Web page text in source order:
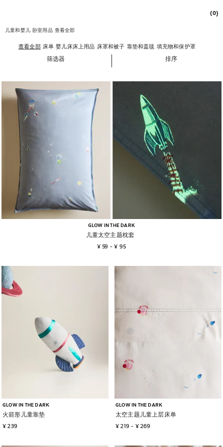
(0)
儿童和婴儿 卧室用品 查看全部
查看全部 床单 婴儿床床上用品 床罩和被子 靠垫和盖毯 填充物和保护罩
筛选器 排序
GLOW IN THE DARK
儿童太空主题枕套
¥ 59 - ¥ 95
GLOW IN THE DARK
火箭形儿童靠垫
¥ 239
图片已更改为 1 / 6
GLOW IN THE DARK
太空主题儿童上层床单
¥ 219 - ¥ 269
图片已更改为 1 / 6
图片已更改为 1 / 6 图片已更改为 1 / 6